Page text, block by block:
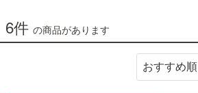
6件 の商品があります